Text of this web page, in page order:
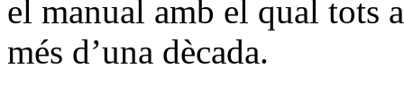
el manual amb el qual tots
més d’una dècada.